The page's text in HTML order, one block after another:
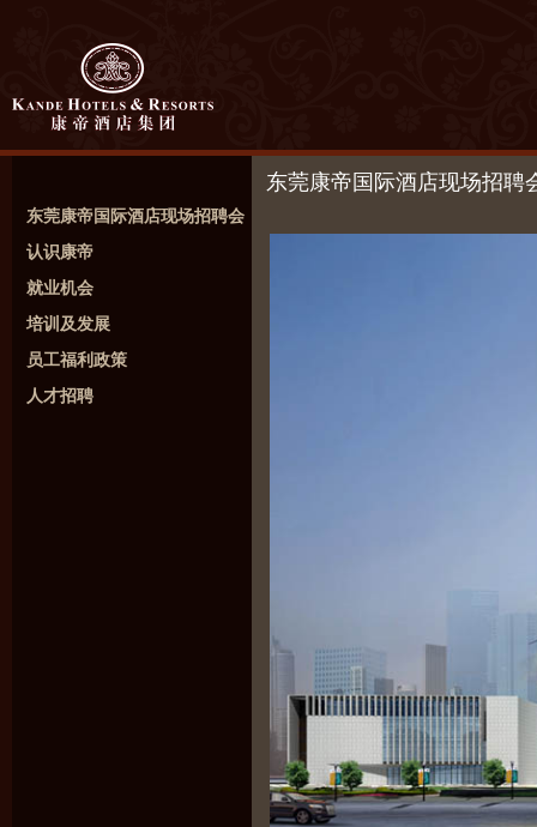
东莞康帝国际酒店现场招聘会
认识康帝
就业机会
培训及发展
员工福利政策
人才招聘
东莞康帝国际酒店现场招聘